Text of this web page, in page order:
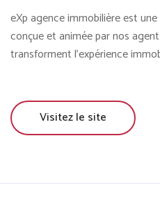
eXp agence immobilière est
conçue et animée par nos
transforment l’expérience
Visitez le site